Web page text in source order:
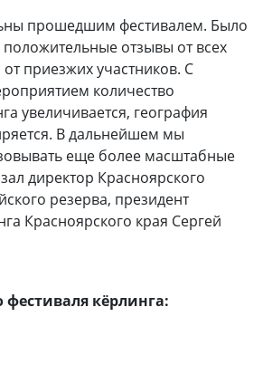
прошедшим фестивалем. Было
отзывы от всех
приезжих участников. С
количество
увеличивается, география
В дальнейшем мы
еще более масштабные
директор Красноярского
резерва, президент
Красноярского края Сергей
фестиваля кёрлинга: